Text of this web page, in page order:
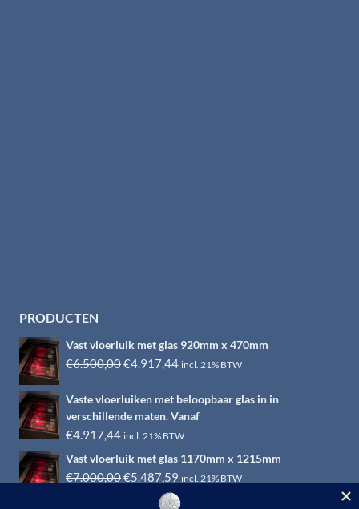
PRODUCTEN
Vast vloerluik met glas 920mm x 470mm
€6.500,00Oorspronkelijke
was:
€6.500,00.
€4.917,44Huidige
is:
€4.917,44.
incl. 21% BTW
Vaste vloerluiken met beloopbaar glas in in
verschillende maten. Vanaf
€4.917,44 incl. 21% BTW
Vast vloerluik met glas 1170mm x 1215mm
€7.000,00Oorspronkelijke
€5.487,59 Huidige
prijs
incl. 21% BTW